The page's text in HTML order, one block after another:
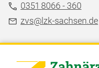
0351 8066 - 360
zvs@lzk-sachsen.de
LAGZ -
Jugendzahnpflege